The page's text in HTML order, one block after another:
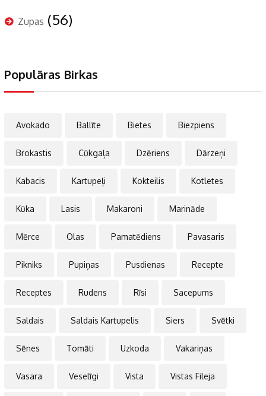
Zupas (56)
Populāras Birkas
Avokado Ballīte Bietes Biezpiens
Brokastis Cūkgaļa Dzēriens Dārzeņi
Kabacis Kartupeļi Kokteilis Kotletes
Kūka Lasis Makaroni Marināde
Mērce Olas Pamatēdiens Pavasaris
Pikniks Pupiņas Pusdienas Recepte
Receptes Rudens Rīsi Sacepums
Saldais Saldais Kartupelis Siers Svētki
Sēnes Tomāti Uzkoda Vakariņas
Vasara Veselīgi Vista Vistas Fileja